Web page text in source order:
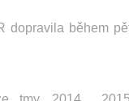
dopravila během